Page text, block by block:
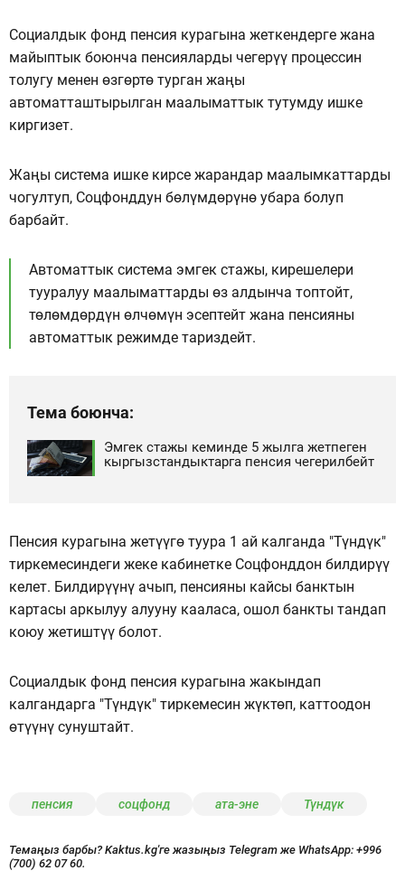
Социалдык фонд пенсия курагына жеткендерге жана
майыптык боюнча пенсияларды чегерүү процессин
толугу менен өзгөртө турган жаңы
автоматташтырылган маалыматтык тутумду ишке
киргизет.
Жаңы система ишке кирсе жарандар маалымкаттарды
чогултуп, Соцфонддун бөлүмдөрүнө убара болуп
барбайт.
Автоматтык система эмгек стажы, кирешелери
тууралуу маалыматтарды өз алдынча топтойт,
төлөмдөрдүн өлчөмүн эсептейт жана пенсияны
автоматтык режимде тариздейт.
Тема боюнча:
Эмгек стажы кеминде 5 жылга жетпеген
кыргызстандыктарга пенсия чегерилбейт
Пенсия курагына жетүүгө туура 1 ай калганда "Түндүк"
тиркемесиндеги жеке кабинетке Соцфонддон билдирүү
келет. Билдирүүнү ачып, пенсияны кайсы банктын
картасы аркылуу алууну кааласа, ошол банкты тандап
коюу жетиштүү болот.
Социалдык фонд пенсия курагына жакындап
калгандарга "Түндүк" тиркемесин жүктөп, каттоодон
өтүүнү сунуштайт.
пенсия соцфонд ата-эне Түндүк
Темаңыз барбы? Kaktus.kg'ге жазыңыз Telegram же WhatsApp: +996
(700) 62 07 60.